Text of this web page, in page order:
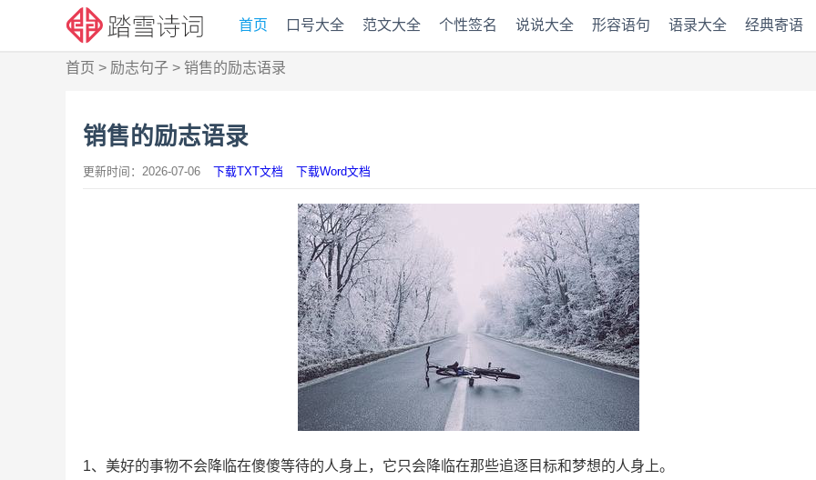
首页 口号大全 范文大全 个性签名 说说大全 形容语句 语录大全 经典寄语
首页 > 励志句子 > 销售的励志语录
销售的励志语录
更新时间：2026-07-06 下载TXT文档 下载Word文档
1、美好的事物不会降临在傻傻等待的人身上，它只会降临在那些追逐目标和梦想的人身上。